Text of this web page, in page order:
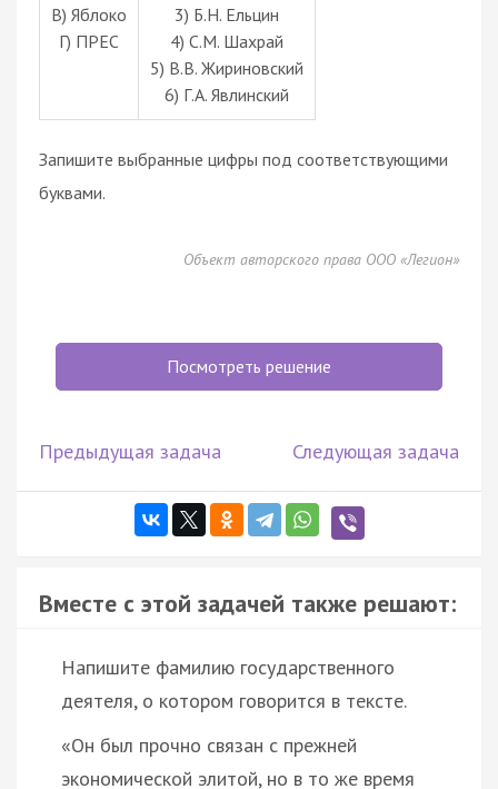
В) Яблоко
Г) ПРЕС
3) Б.Н. Ельцин
4) С.М. Шахрай
5) В.В. Жириновский
6) Г.А. Явлинский
Запишите выбранные цифры под соответствующими
буквами.
Объект авторского права ООО «Легион»
Посмотреть решение
Предыдущая задача Следующая задача
Вместе с этой задачей также решают:
Напишите фамилию государственного
деятеля, о котором говорится в тексте.
«Он был прочно связан с прежней
экономической элитой, но в то же время